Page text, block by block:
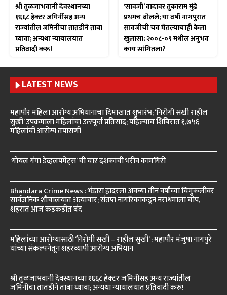
श्री तुळजाभवानी देवस्थानच्या
१६६८ हेक्टर जमिनींसह अन्य
राज्यांतील जमिनींचा तातडीने ताबा
घ्यावा; अन्यथा न्यायालयात
प्रतिवादी करू!
‘सावजी’ वादावर तुकाराम मुंढे
प्रथमच बोलले; या वर्षी नागपुरात
सावजीची चव घेतल्याचाही केला
खुलासा; २००८-०९ मधील अनुभव
काय सांगितला?
LATEST NEWS
महापौर महिला आरोग्य अभियानाचा दिमाखात शुभारंभ; ‘निरोगी सखी राहील
सुखी’ उपक्रमाला महिलांचा उत्स्फूर्त प्रतिसाद; पहिल्याच शिबिरात १,७५६
महिलांची आरोग्य तपासणी
‘गोयल गंगा डेव्हलपमेंट्स’ ची चार दशकांची भरीव कामगिरी
Bhandara Crime News : भंडारा हादरलं! अवघ्या तीन वर्षांच्या चिमुकलीवर
सार्वजनिक शौचालयात अत्याचार; संतप्त नागरिकांकडून नराधमाला चोप,
शहरात आज कडकडीत बंद
महिलांच्या आरोग्यासाठी ‘निरोगी सखी – राहील सुखी’ : महापौर मंजुषा नागपुरे
यांच्या संकल्पनेतून शहरव्यापी आरोग्य अभियान
श्री तुळजाभवानी देवस्थानच्या १६६८ हेक्टर जमिनींसह अन्य राज्यांतील
जमिनींचा तातडीने ताबा घ्यावा; अन्यथा न्यायालयात प्रतिवादी करू!